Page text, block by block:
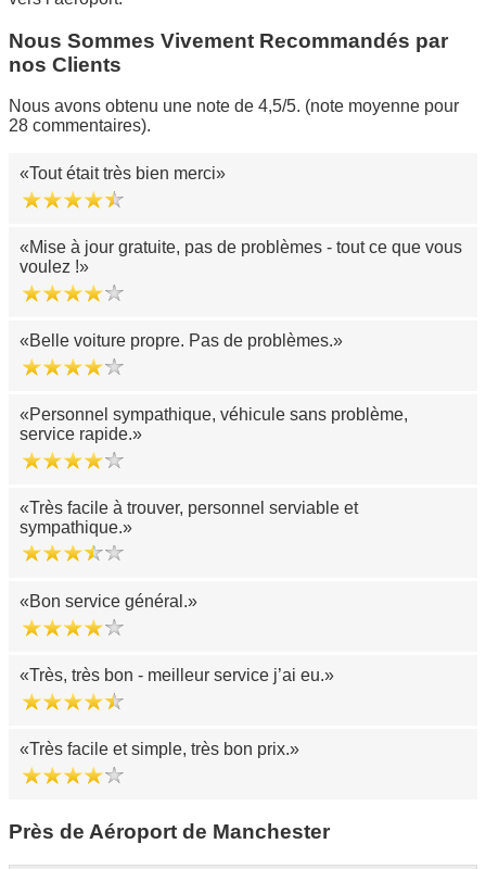
Nous Sommes Vivement Recommandés par
nos Clients
Nous avons obtenu une note de 4,5/5. (note moyenne pour
28 commentaires).
Tout était très bien merci
Mise à jour gratuite, pas de problèmes - tout ce que vous
voulez !
Belle voiture propre. Pas de problèmes.
Personnel sympathique, véhicule sans problème,
service rapide.
Très facile à trouver, personnel serviable et
sympathique.
Bon service général.
Très, très bon - meilleur service j’ai eu.
Très facile et simple, très bon prix.
Près de Aéroport de Manchester